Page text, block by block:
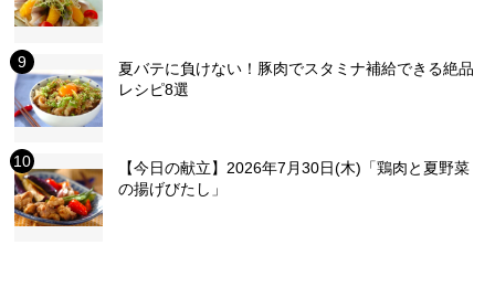
夏バテに負けない！豚肉でスタミナ補給できる絶品
レシピ8選
【今日の献立】2026年7月30日(木)「鶏肉と夏野菜
の揚げびたし」